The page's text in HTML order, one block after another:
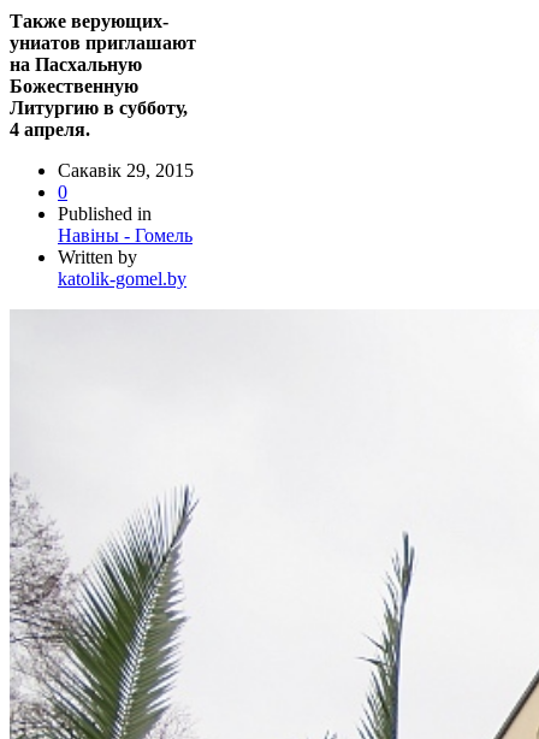
Также верующих-
униатов приглашают
на Пасхальную
Божественную
Литургию в субботу,
4 апреля.
Сакавік 29, 2015
0
Published in
Навіны - Гомель
Written by
katolik-gomel.by